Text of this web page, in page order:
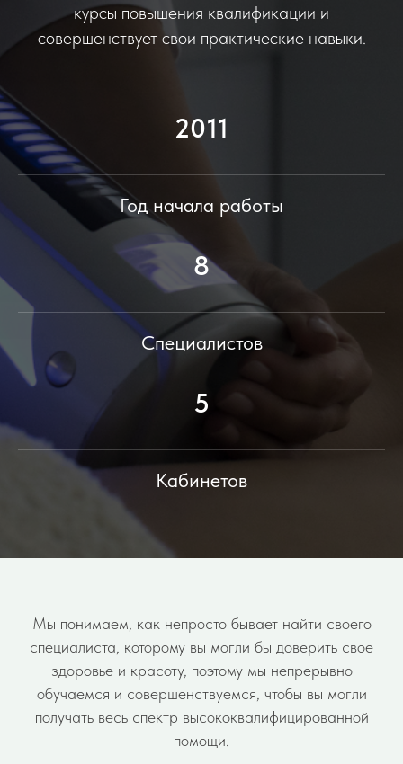
курсы повышения квалификации и
совершенствует свои практические навыки.
2011
Год начала работы
8
Специалистов
5
Кабинетов
Мы понимаем, как непросто бывает найти своего
специалиста, которому вы могли бы доверить свое
здоровье и красоту, поэтому мы непрерывно
обучаемся и совершенствуемся, чтобы вы могли
получать весь спектр высококвалифицированной
помощи.